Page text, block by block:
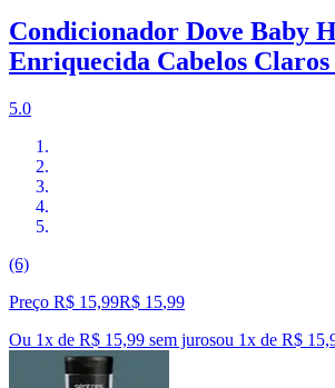
Condicionador Dove Baby
Enriquecida Cabelos Claros
5.0
(6)
Preço R$ 15,99R$ 15,99
Ou 1x de R$ 15,99 sem jurosou 1x de R$